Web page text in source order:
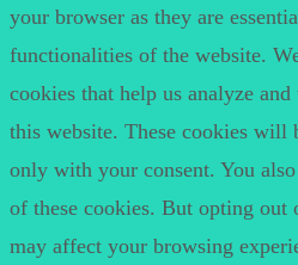
your browser as they are
functionalities of the website.
cookies that help us analyze
this website. These cookies will
only with your consent. You
of these cookies. But opting out
may affect your browsing